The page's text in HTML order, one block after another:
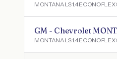
MONTANA LS 1.4 ECONOFLEX
GM - Chevrolet
MONTANA LS 1.4 ECONOFLEX